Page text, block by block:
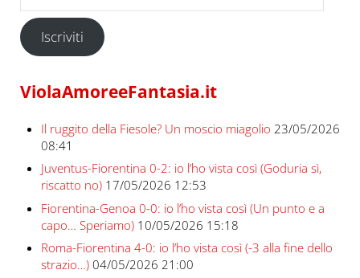
Iscriviti
ViolaAmoreeFantasia.it
Il ruggito della Fiesole? Un moscio miagolio 23/05/2026
08:41
Juventus-Fiorentina 0-2: io l’ho vista così (Goduria sì,
riscatto no) 17/05/2026 12:53
Fiorentina-Genoa 0-0: io l’ho vista così (Un punto e a
capo… Speriamo) 10/05/2026 15:18
Roma-Fiorentina 4-0: io l’ho vista così (-3 alla fine dello
strazio…) 04/05/2026 21:00